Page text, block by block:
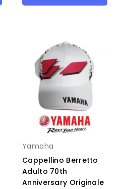
Yamaha
Cappellino Berretto
Adulto 70th
Anniversary Originale